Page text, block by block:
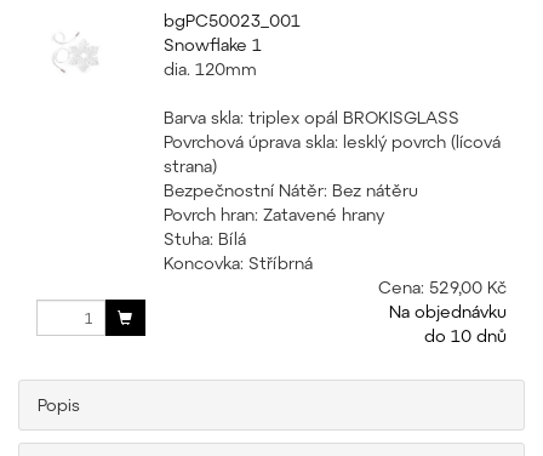
bgPC50023_001
Snowflake 1
dia. 120mm
Barva skla: triplex opál BROKISGLASS
Povrchová úprava skla: lesklý povrch (lícová
strana)
Bezpečnostní Nátěr: Bez nátěru
Povrch hran: Zatavené hrany
Stuha: Bílá
Koncovka: Stříbrná
Cena: 529,00 Kč
Na objednávku
do 10 dnů
Popis